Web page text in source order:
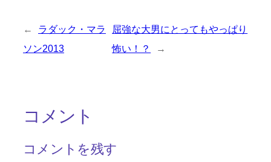
←
ラダック・マラ
ソン2013
屈強な大男にとってもやっぱり
怖い！？
→
コメント
コメントを残す